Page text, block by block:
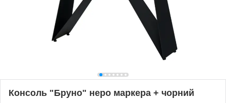
Консоль "Бруно" неро маркера + чорний